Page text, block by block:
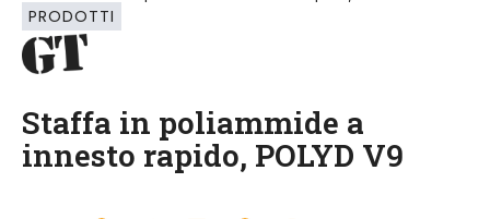
PRODOTTI
Staffa in poliammide a
innesto rapido, POLYD V9